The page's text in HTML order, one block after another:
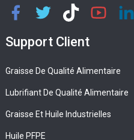
Support Client
Graisse De Qualité Alimentaire
Lubrifiant De Qualité Alimentaire
Graisse Et Huile Industrielles
Huile PFPE